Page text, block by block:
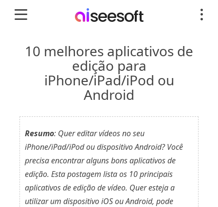
10 melhores aplicativos de
edição para
iPhone/iPad/iPod ou
Android
Resumo: Quer editar vídeos no seu
iPhone/iPad/iPod ou dispositivo Android? Você
precisa encontrar alguns bons aplicativos de
edição. Esta postagem lista os 10 principais
aplicativos de edição de vídeo. Quer esteja a
utilizar um dispositivo iOS ou Android, pode